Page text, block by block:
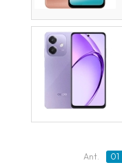
Ant. 01